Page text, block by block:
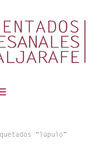
“lúpulo”